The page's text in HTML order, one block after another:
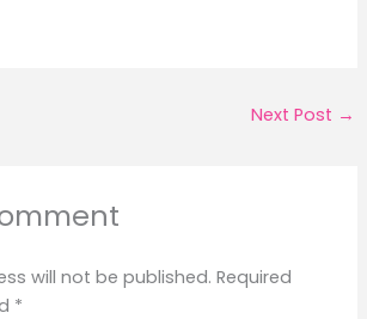
Next Post →
will not be published. Required
*